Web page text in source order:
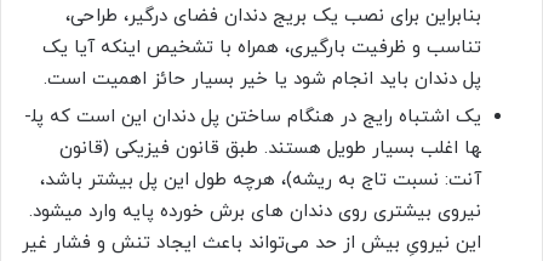
بنابراین برای نصب یک بریج دندان فضای درگیر، طراحی،
تناسب و ظرفیت بارگیری، همراه با تشخیص اینکه آیا یک
پل دندان باید انجام شود یا خیر بسیار حائز اهمیت است.
یک اشتباه رایج در هنگام ساختن پل دندان این است که پل­
ها اغلب بسیار طویل هستند. طبق قانون فیزیکی (قانون
آنت: نسبت تاج به ریشه)، هرچه طول این پل بیشتر باشد،
نیروی بیشتری روی دندان ­های برش خورده پایه وارد می­شود.
این نیرویِ بیش از حد می‌تواند باعث ایجاد تنش و فشار غیر